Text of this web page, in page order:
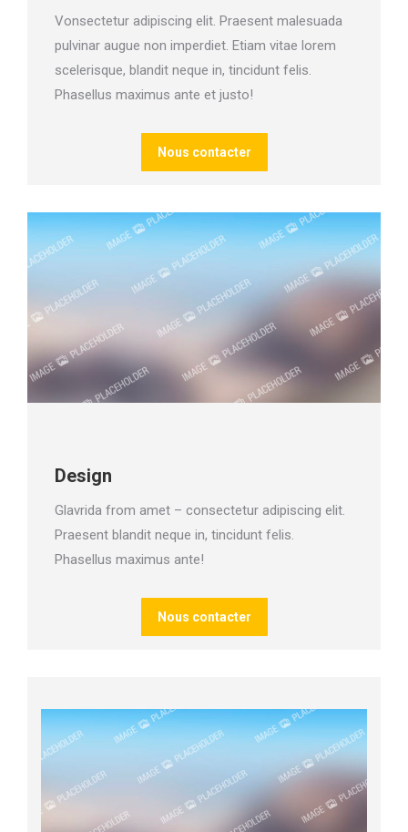
Vonsectetur adipiscing elit. Praesent malesuada
pulvinar augue non imperdiet. Etiam vitae lorem
scelerisque, blandit neque in, tincidunt felis.
Phasellus maximus ante et justo!
Nous contacter
Design
Glavrida from amet – consectetur adipiscing elit.
Praesent blandit neque in, tincidunt felis.
Phasellus maximus ante!
Nous contacter